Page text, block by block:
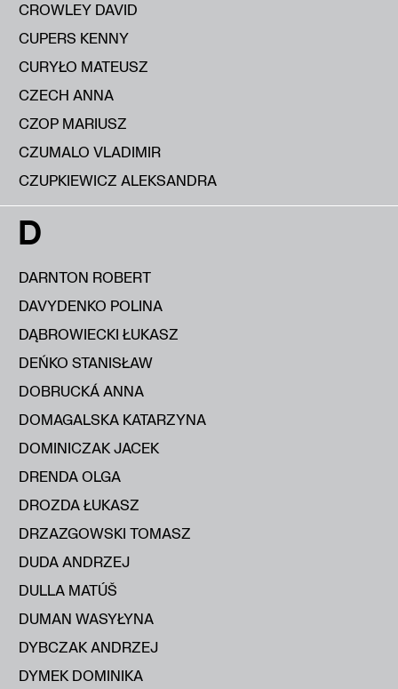
CROWLEY DAVID
CUPERS KENNY
CURYŁO MATEUSZ
CZECH ANNA
CZOP MARIUSZ
CZUMALO VLADIMIR
CZUPKIEWICZ ALEKSANDRA
D
DARNTON ROBERT
DAVYDENKO POLINA
DĄBROWIECKI ŁUKASZ
DEŃKO STANISŁAW
DOBRUCKÁ ANNA
DOMAGALSKA KATARZYNA
DOMINICZAK JACEK
DRENDA OLGA
DROZDA ŁUKASZ
DRZAZGOWSKI TOMASZ
DUDA ANDRZEJ
DULLA MATÚŠ
DUMAN WASYŁYNA
DYBCZAK ANDRZEJ
DYMEK DOMINIKA